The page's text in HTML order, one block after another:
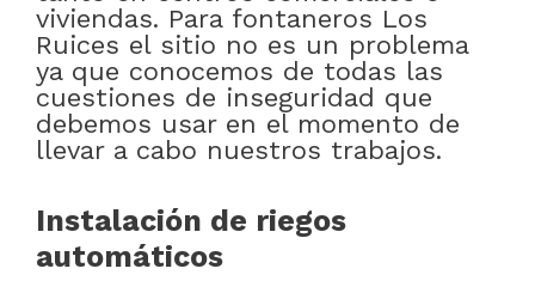
viviendas. Para fontaneros Los
Ruices el sitio no es un problema
ya que conocemos de todas las
cuestiones de inseguridad que
debemos usar en el momento de
llevar a cabo nuestros trabajos.
Instalación de riegos
automáticos